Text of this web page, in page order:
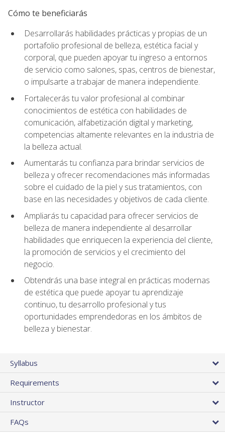
Cómo te beneficiarás
Desarrollarás habilidades prácticas y propias de un
portafolio profesional de belleza, estética facial y
corporal, que pueden apoyar tu ingreso a entornos
de servicio como salones, spas, centros de bienestar,
o impulsarte a trabajar de manera independiente.
Fortalecerás tu valor profesional al combinar
conocimientos de estética con habilidades de
comunicación, alfabetización digital y marketing,
competencias altamente relevantes en la industria de
la belleza actual.
Aumentarás tu confianza para brindar servicios de
belleza y ofrecer recomendaciones más informadas
sobre el cuidado de la piel y sus tratamientos, con
base en las necesidades y objetivos de cada cliente.
Ampliarás tu capacidad para ofrecer servicios de
belleza de manera independiente al desarrollar
habilidades que enriquecen la experiencia del cliente,
la promoción de servicios y el crecimiento del
negocio.
Obtendrás una base integral en prácticas modernas
de estética que puede apoyar tu aprendizaje
continuo, tu desarrollo profesional y tus
oportunidades emprendedoras en los ámbitos de
belleza y bienestar.
Syllabus
Requirements
Instructor
FAQs